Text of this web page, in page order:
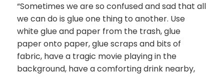
“Sometimes we are so confused and sad that all
we can do is glue one thing to another. Use
white glue and paper from the trash, glue
paper onto paper, glue scraps and bits of
fabric, have a tragic movie playing in the
background, have a comforting drink nearby,